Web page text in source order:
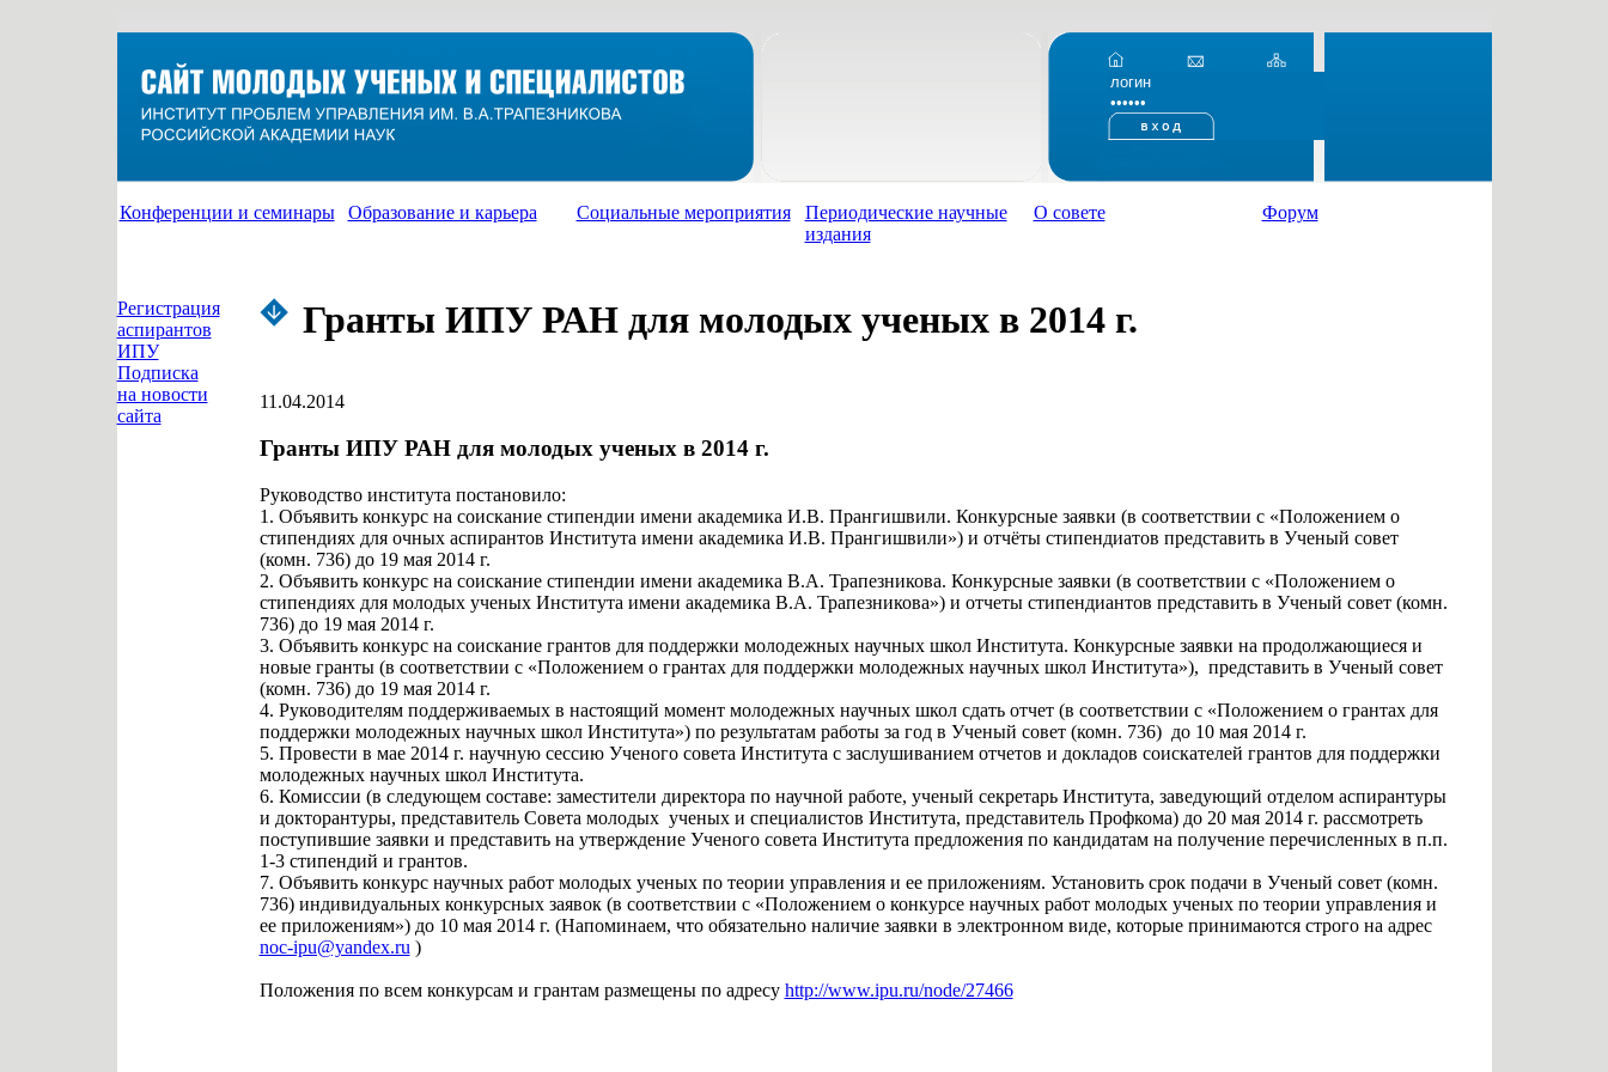
Конференции и семинары Образование и карьера Социальные мероприятия
Периодические научные
издания
О совете Форум
Регистрация
аспирантов
ИПУ
Подписка
на новости
сайта
Гранты ИПУ РАН для молодых ученых в 2014 г.
11.04.2014
Гранты ИПУ РАН для молодых ученых в 2014 г.
Руководство института постановило:
1. Объявить конкурс на соискание стипендии имени академика И.В. Прангишвили. Конкурсные заявки (в соответствии с «Положением о
стипендиях для очных аспирантов Института имени академика И.В. Прангишвили») и отчёты стипендиатов представить в Ученый совет
(комн. 736) до 19 мая 2014 г.
2. Объявить конкурс на соискание стипендии имени академика В.А. Трапезникова. Конкурсные заявки (в соответствии с «Положением о
стипендиях для молодых ученых Института имени академика В.А. Трапезникова») и отчеты стипендиантов представить в Ученый совет (комн.
736) до 19 мая 2014 г.
3. Объявить конкурс на соискание грантов для поддержки молодежных научных школ Института. Конкурсные заявки на продолжающиеся и
новые гранты (в соответствии с «Положением о грантах для поддержки молодежных научных школ Института»), представить в Ученый совет
(комн. 736) до 19 мая 2014 г.
4. Руководителям поддерживаемых в настоящий момент молодежных научных школ сдать отчет (в соответствии с «Положением о грантах для
поддержки молодежных научных школ Института») по результатам работы за год в Ученый совет (комн. 736) до 10 мая 2014 г.
5. Провести в мае 2014 г. научную сессию Ученого совета Института с заслушиванием отчетов и докладов соискателей грантов для поддержки
молодежных научных школ Института.
6. Комиссии (в следующем составе: заместители директора по научной работе, ученый секретарь Института, заведующий отделом аспирантуры
и докторантуры, представитель Совета молодых ученых и специалистов Института, представитель Профкома) до 20 мая 2014 г. рассмотреть
поступившие заявки и представить на утверждение Ученого совета Института предложения по кандидатам на получение перечисленных в п.п.
1-3 стипендий и грантов.
7. Объявить конкурс научных работ молодых ученых по теории управления и ее приложениям. Установить срок подачи в Ученый совет (комн.
736) индивидуальных конкурсных заявок (в соответствии с «Положением о конкурсе научных работ молодых ученых по теории управления и
ее приложениям») до 10 мая 2014 г. (Напоминаем, что обязательно наличие заявки в электронном виде, которые принимаются строго на адрес
noc-ipu@yandex.ru )
Положения по всем конкурсам и грантам размещены по адресу http://www.ipu.ru/node/27466